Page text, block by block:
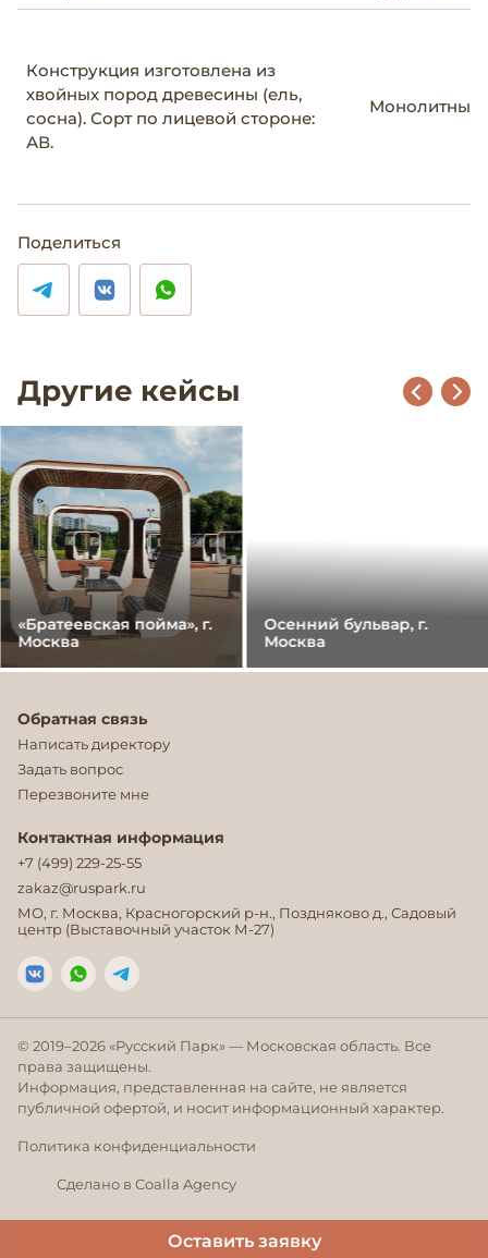
Оставить заявку
Конструкция изготовлена из
хвойных пород древесины (ель,
сосна). Сорт по лицевой стороне:
АВ.
Монолитный
Поделиться
Другие кейсы
«Братеевская пойма», г.
Москва
Осенний бульвар, г.
Москва
Обратная связь
Написать директору
Задать вопрос
Перезвоните мне
Контактная информация
+7 (499) 229-25-55
zakaz@ruspark.ru
МО, г. Москва, Красногорский р-н., Поздняково д., Садовый
центр (Выставочный участок М-27)
© 2019–2026 «Русский Парк» — Московская область. Все
права защищены.
Информация, представленная на сайте, не является
публичной офертой, и носит информационный характер.
Политика конфиденциальности
Сделано в Coalla Agency